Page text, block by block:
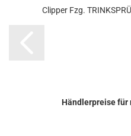
Clip­per Fzg.
Händlerpreise für